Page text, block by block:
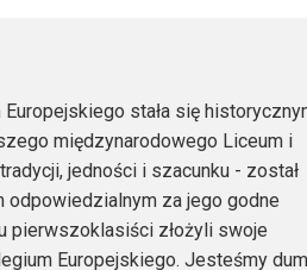
stała się
międzynarodowego Liceum i
jedności i szacunku - został
odpowiedzialnym za jego godne
pierwszoklasiści złożyli swoje
Europejskiego. Jesteśmy